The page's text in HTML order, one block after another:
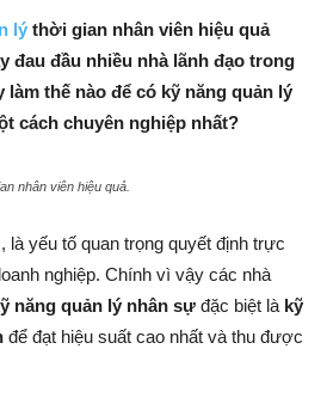
lý thời gian nhân viên hiệu quả
đau đầu nhiều nhà lãnh đạo trong
làm thế nào để có kỹ năng quản lý
cách chuyên nghiệp nhất?
nhân viên hiệu quả.
là yếu tố quan trọng quyết định trực
nghiệp. Chính vì vậy các nhà
năng quản lý nhân sự đặc biệt là kỹ
để đạt hiệu suất cao nhất và thu được